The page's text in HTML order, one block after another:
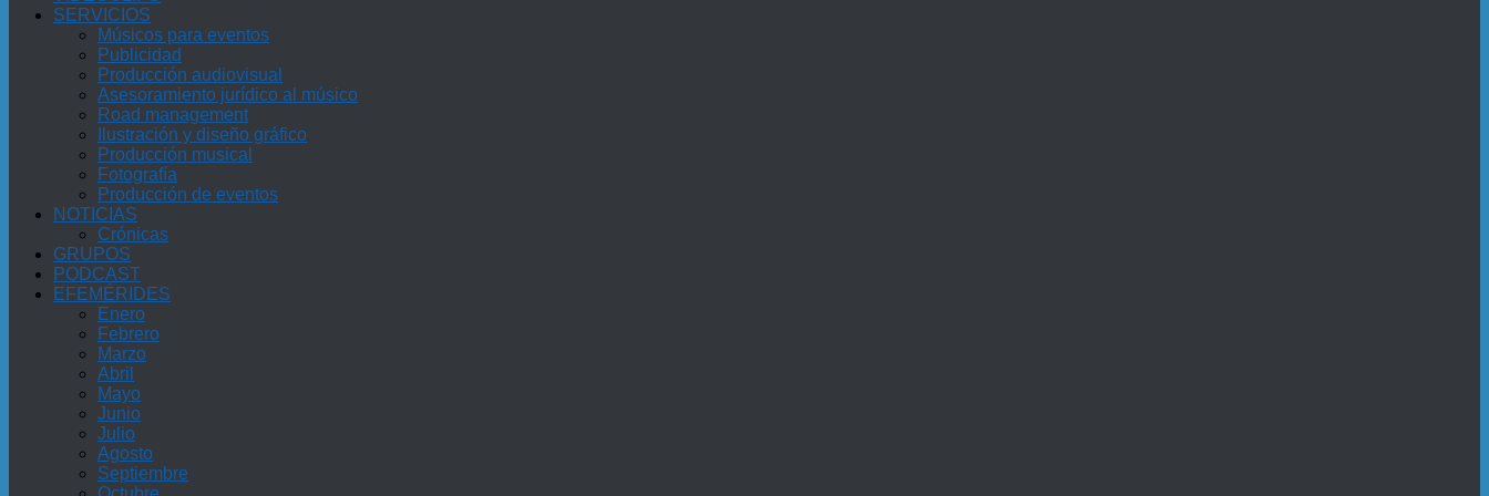
SERVICIOS
Músicos para eventos
Publicidad
Producción audiovisual
Asesoramiento jurídico al músico
Road management
Ilustración y diseño gráfico
Producción musical
Fotografía
Producción de eventos
NOTICIAS
Crónicas
GRUPOS
PODCAST
EFEMÉRIDES
Enero
Febrero
Marzo
Abril
Mayo
Junio
Julio
Agosto
Septiembre